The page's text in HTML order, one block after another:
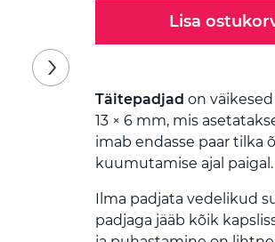
Lisa
Täitepadjad on
13 × 6 mm, mis
imab endasse paar tilka
kuumutamise ajal paigal.
Ilma padjata vedelikud
padjaga jääb kõik